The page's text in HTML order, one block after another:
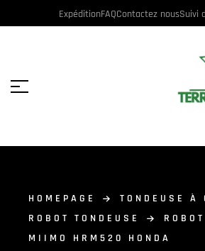
ExpéditionFAQContactez nousSuivi
HOMEPAGE
TONDEUSE À
ROBOT TONDEUSE
MIIMO HRM520 HONDA